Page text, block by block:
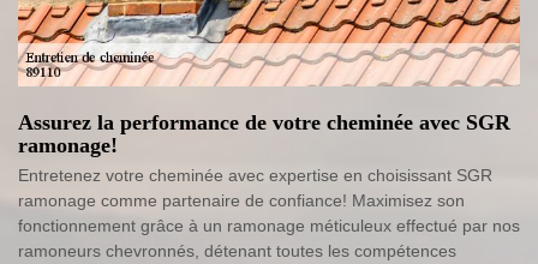
Assurez la performance de votre cheminée avec SGR
ramonage!
Entretenez votre cheminée avec expertise en choisissant SGR
ramonage comme partenaire de confiance! Maximisez son
fonctionnement grâce à un ramonage méticuleux effectué par nos
ramoneurs chevronnés, détenant toutes les compétences